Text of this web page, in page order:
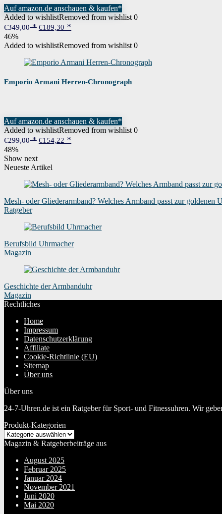
Auf amazon.de anschauen & kaufen*
Added to wishlistRemoved from wishlist 0
€349,00
Ursprünglicher
war:
€349,00
€189,30
€189,30.
46%
Added to wishlistRemoved from wishlist 0
Emporio Armani Herren-Chronograph
Auf amazon.de anschauen & kaufen*
Added to wishlistRemoved from wishlist 0
€299,00
Ursprünglicher
€299,00
€154,22
48%
Show next
Neueste Artikel
Mesh- oder Gliederarmband? Welches Armband passt zur goldenen
Ratgeber
Berufsbild Uhrmacher
Magazin
Geschichte der Armbanduhr
Magazin
Rechtliches
Home
Impressum
Datenschutzerklärung
Affiliate
Cookie-Richtlinie (EU)
Sitemap
Über uns
Über uns
24-7-Uhren.de ist ein Ratgeber für Sport- und Fitnessuhren. Wir
Produkt-Kategorien
Magazin & Ratgeberbeiträge aus
August 2025
Februar 2025
Januar 2024
November 2021
Juni 2020
Mai 2020